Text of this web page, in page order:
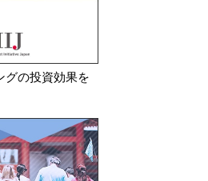
グの投資効果を